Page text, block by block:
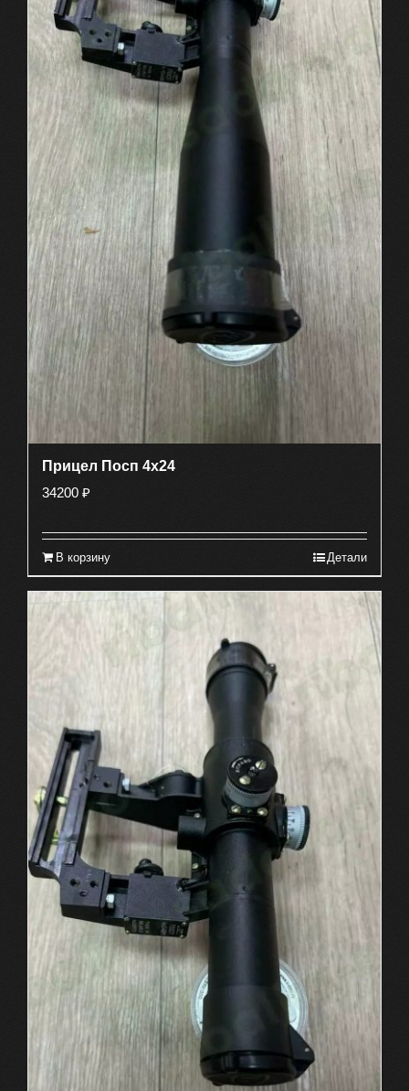
Прицел Посп 4х24
34200 ₽
В корзину Детали